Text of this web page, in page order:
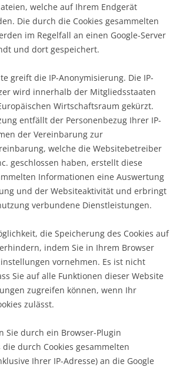
welche auf Ihrem Endgerät
Die durch die Cookies gesammelten
im Regelfall an einen Google-Server
und dort gespeichert.
greift die IP-Anonymisierung. Die IP-
wird innerhalb der Mitgliedsstaaten
Wirtschaftsraum gekürzt.
entfällt der Personenbezug Ihrer IP-
der Vereinbarung zur
welche die Websitebetreiber
geschlossen haben, erstellt diese
Informationen eine Auswertung
und der Websiteaktivität und erbringt
verbundene Dienstleistungen.
die Speicherung des Cookies auf
indem Sie in Ihrem Browser
vornehmen. Es ist nicht
Sie auf alle Funktionen dieser Website
zugreifen können, wenn Ihr
zulässt.
Sie durch ein Browser-Plugin
durch Cookies gesammelten
Ihrer IP-Adresse) an die Google